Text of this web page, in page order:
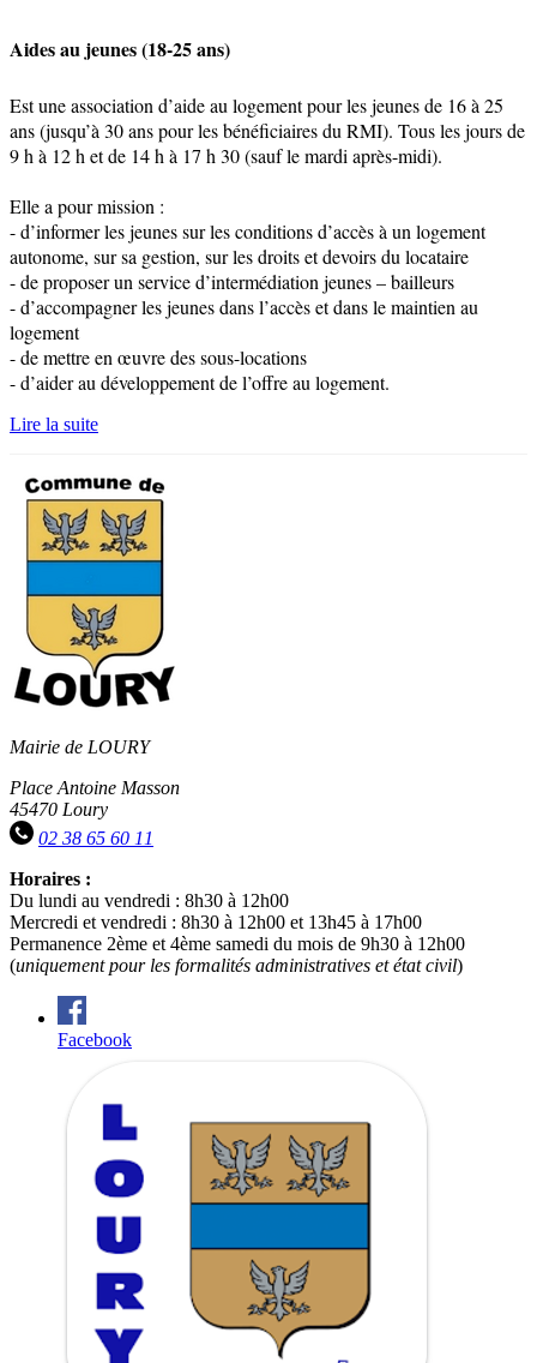
Aides au jeunes (18-25 ans)
Est une association d’aide au logement pour les jeunes de 16 à 25
ans (jusqu’à 30 ans pour les bénéficiaires du RMI). Tous les jours de
9 h à 12 h et de 14 h à 17 h 30 (sauf le mardi après-midi).
Elle a pour mission :
- d’informer les jeunes sur les conditions d’accès à un logement
autonome, sur sa gestion, sur les droits et devoirs du locataire
- de proposer un service d’intermédiation jeunes – bailleurs
- d’accompagner les jeunes dans l’accès et dans le maintien au
logement
- de mettre en œuvre des sous-locations
- d’aider au développement de l’offre au logement.
Lire la suite
Mairie de LOURY
Place Antoine Masson
45470 Loury
02 38 65 60 11
Horaires :
Du lundi au vendredi : 8h30 à 12h00
Mercredi et vendredi : 8h30 à 12h00 et 13h45 à 17h00
Permanence 2ème et 4ème samedi du mois de 9h30 à 12h00
(uniquement pour les formalités administratives et état civil)
Facebook